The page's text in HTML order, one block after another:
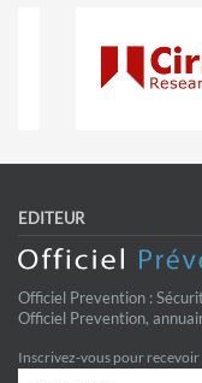
EDITEUR
Officiel Prevention :
Officiel Prevention,
Inscrivez-vous pour